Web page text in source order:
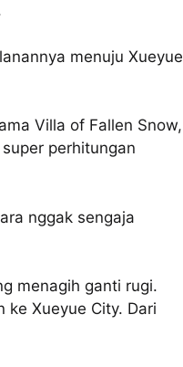
menuju Xueyue
Villa of Fallen Snow,
perhitungan
nggak sengaja
menagih ganti rugi.
ke Xueyue City. Dari